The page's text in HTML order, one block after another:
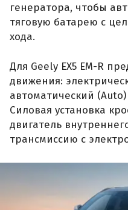
генератора, чтобы
тяговую батарею с
хода.
Для Geely EX5 EM-R
движения:
автоматический
Силовая установка
двигатель
трансмиссию с